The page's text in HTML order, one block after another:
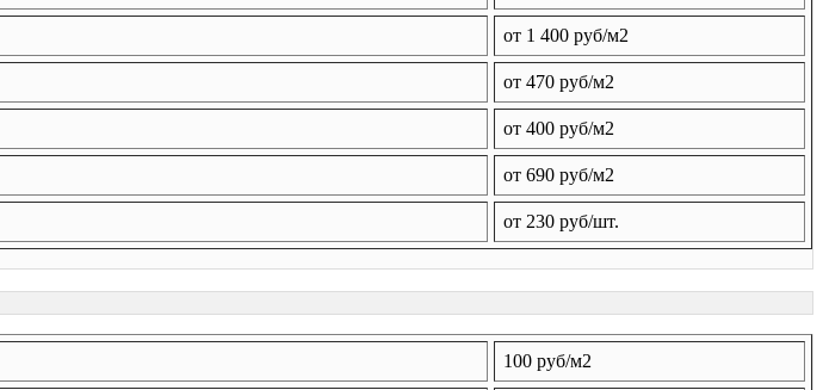
от 1 400 руб/м2
от 470 руб/м2
от 400 руб/м2
от 690 руб/м2
от 230 руб/шт.
100 руб/м2